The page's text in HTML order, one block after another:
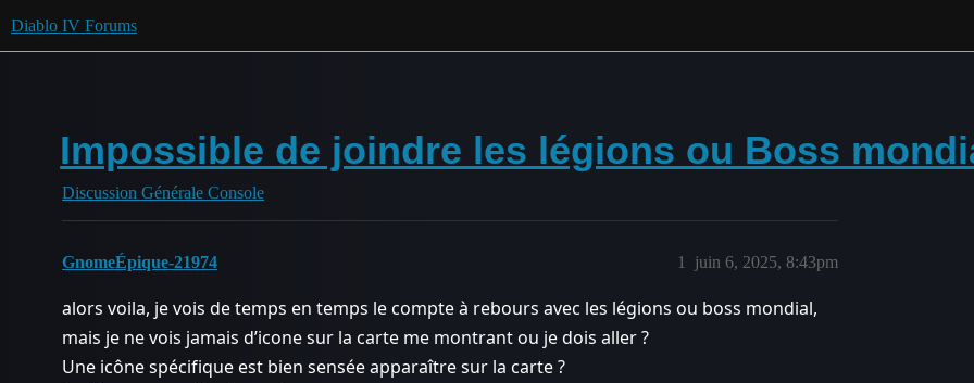
Diablo IV Forums
Impossible de joindre les légions ou Boss
Discussion Générale Console
GnomeÉpique-21974 juin 6, 2025, 8:43pm
1
alors voila, je vois de temps en temps le compte à rebours avec les légions ou boss mondial,
mais je ne vois jamais d’icone sur la carte me montrant ou je dois aller ?
Une icône spécifique est bien sensée apparaître sur la carte ?